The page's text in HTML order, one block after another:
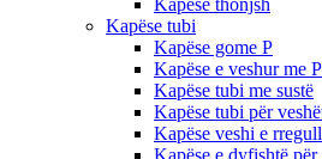
Kapëse thonjsh
Kapëse tubi
Kapëse gome P
Kapëse e veshur me
Kapëse tubi me sustë
Kapëse tubi për
Kapëse veshi e
Kapëse e dyfishtë për